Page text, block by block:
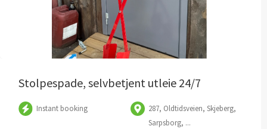
Stolpespade, selvbetjent utleie 24/7
Instant booking
287, Oldtidsveien, Skjeberg,
Sarpsborg, ...